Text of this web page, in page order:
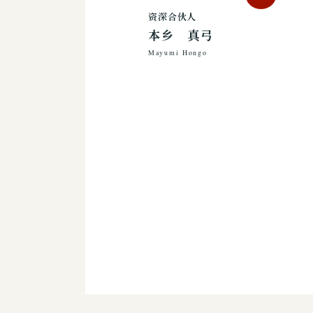
资深合伙人
本乡 真弓
Mayumi Hongo